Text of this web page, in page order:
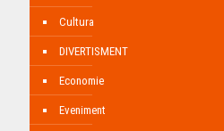
Cultura
DIVERTISMENT
Economie
Eveniment